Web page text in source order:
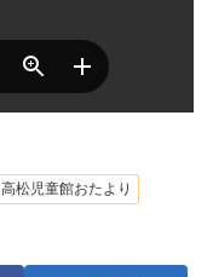
高松児童館おたより